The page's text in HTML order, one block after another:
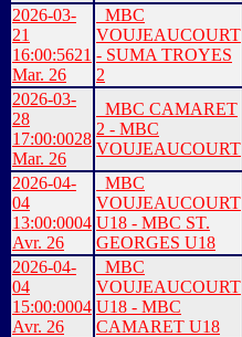
2026-03-
21
16:00:5621
Mar. 26
MBC
VOUJEAUCOURT
- SUMA TROYES
2
2026-03-
28
17:00:0028
Mar. 26
MBC CAMARET
2 - MBC
VOUJEAUCOURT
2026-04-
04
13:00:0004
Avr. 26
MBC
VOUJEAUCOURT
U18 - MBC ST.
GEORGES U18
2026-04-
04
15:00:0004
Avr. 26
MBC
VOUJEAUCOURT
U18 - MBC
CAMARET U18